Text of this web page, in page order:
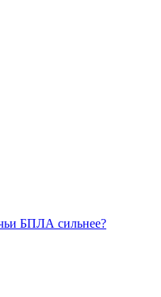
БПЛА сильнее?